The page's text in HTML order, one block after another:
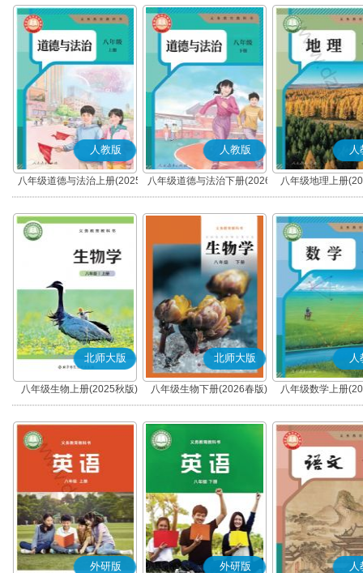
人教版
八年级道德与法治上册(2025
秋版)(部编版)
人教版
八年级道德与法治下册(2026
春版)(部编版)
人
八年级地理上册
北师大版
八年级生物上册(2025秋版)
北师大版
八年级生物下册(2026春版)
人
八年级数学上册
外研版 外研版 人